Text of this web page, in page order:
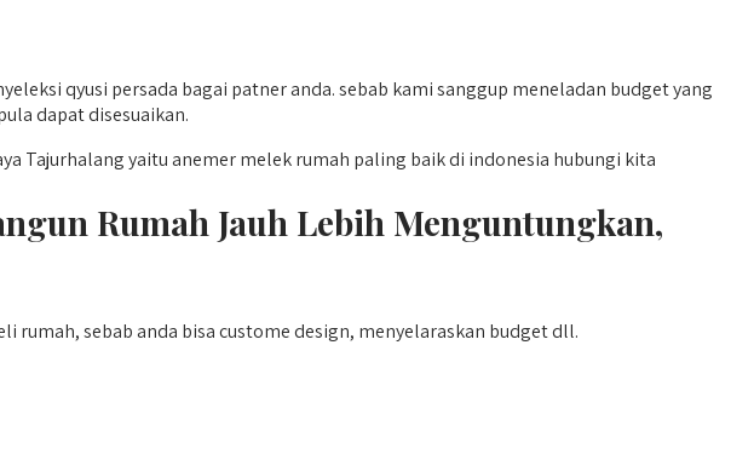
qyusi persada bagai patner anda. sebab kami sanggup meneladan budget yang
dapat disesuaikan.
Tajurhalang yaitu anemer melek rumah paling baik di indonesia hubungi kita
Rumah Jauh Lebih Menguntungkan,
sebab anda bisa custome design, menyelaraskan budget dll.